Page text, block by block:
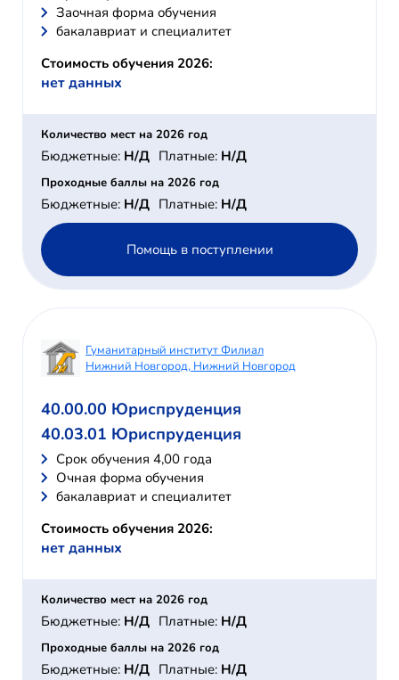
Заочная форма обучения
бакалавриат и специалитет
Стоимость обучения 2026:
нет данных
Количество мест на 2026 год
Бюджетные: Н/Д Платные: Н/Д
Проходные баллы на 2026 год
Бюджетные: Н/Д Платные: Н/Д
Помощь в поступлении
Гуманитарный институт Филиал
Нижний Новгород, Нижний Новгород
40.00.00 Юриспруденция
40.03.01 Юриспруденция
Cрок обучения 4,00 года
Очная форма обучения
бакалавриат и специалитет
Стоимость обучения 2026:
нет данных
Количество мест на 2026 год
Бюджетные: Н/Д Платные: Н/Д
Проходные баллы на 2026 год
Бюджетные: Н/Д Платные: Н/Д